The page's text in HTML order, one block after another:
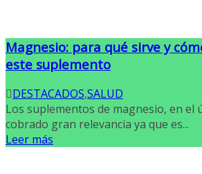
Magnesio: para qué sirve y
este suplemento
DESTACADOS,SALUD
Los suplementos de magnesio, en el
cobrado gran relevancia ya que es...
Leer más